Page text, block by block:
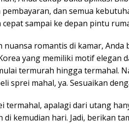
dan semua
sampai ke depan pintu
nuansa romantis di kamar, Anda
yang memiliki motif elegan
termurah hingga termahal.
sprei mahal, ya. Sesuaikan
termahal, apalagi dari utang
di kemudian hari. Jadi, berikan